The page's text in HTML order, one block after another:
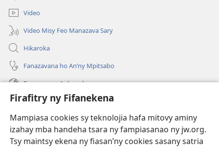
Firafitry ny Fifanekena
Mampiasa cookies sy teknolojia hafa mitovy aminy
izahay mba handeha tsara ny fampiasanao ny jw.org.
Tsy maintsy ekena ny fiasan’ny cookies sasany satria
Video
Video Misy Feo Manazava Sary
Hikaroka
Fanazavana ho An’ny Mpitsabo
Fanazavana Ankapobeny
Fanampiana
Fanomezana
(manokatra
rohy)